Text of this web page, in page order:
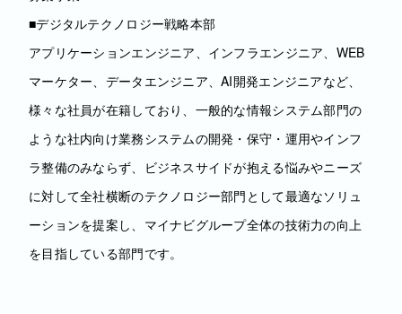
■デジタルテクノロジー戦略本部
アプリケーションエンジニア、インフラエンジニア、WEB
マーケター、データエンジニア、AI開発エンジニアなど、
様々な社員が在籍しており、一般的な情報システム部門の
ような社内向け業務システムの開発・保守・運用やインフ
ラ整備のみならず、ビジネスサイドが抱える悩みやニーズ
に対して全社横断のテクノロジー部門として最適なソリュ
ーションを提案し、マイナビグループ全体の技術力の向上
を目指している部門です。